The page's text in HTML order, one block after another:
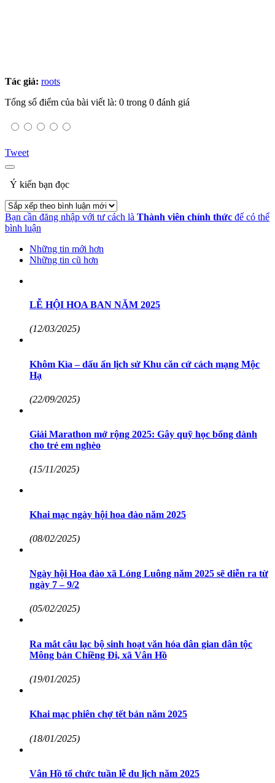
Tác giả: roots
Tổng số điểm của bài viết là: 0 trong 0 đánh giá
Tweet
Ý kiến bạn đọc
Bạn cần đăng nhập với tư cách là Thành viên chính thức để có thể
bình luận
Những tin mới hơn
Những tin cũ hơn
LỄ HỘI HOA BAN NĂM 2025
(12/03/2025)
Khôm Kìa – dấu ấn lịch sử Khu căn cứ cách mạng Mộc
Hạ
(22/09/2025)
Giải Marathon mở rộng 2025: Gây quỹ học bổng dành
cho trẻ em nghèo
(15/11/2025)
Khai mạc ngày hội hoa đào năm 2025
(08/02/2025)
Ngày hội Hoa đào xã Lóng Luông năm 2025 sẽ diễn ra từ
ngày 7 – 9/2
(05/02/2025)
Ra mắt câu lạc bộ sinh hoạt văn hóa dân gian dân tộc
Mông bản Chiềng Đi, xã Vân Hồ
(19/01/2025)
Khai mạc phiên chợ tết bản năm 2025
(18/01/2025)
Vân Hồ tổ chức tuần lễ du lịch năm 2025